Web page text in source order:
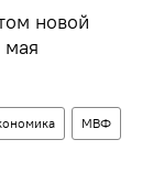
новой
мая
МВФ